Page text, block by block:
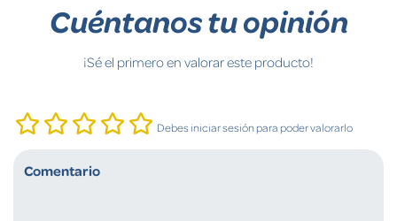
Cuéntanos tu opinión
¡Sé el primero en valorar este producto!
Debes iniciar sesión para poder valorarlo